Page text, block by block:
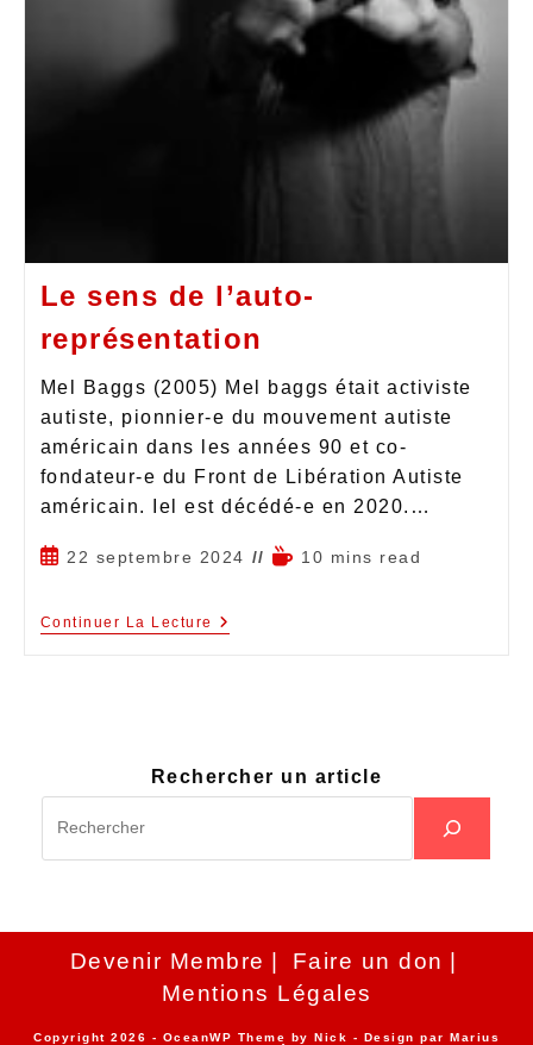
Le sens de l’auto-
représentation
Mel Baggs (2005) Mel baggs était activiste
autiste, pionnier-e du mouvement autiste
américain dans les années 90 et co-
fondateur-e du Front de Libération Autiste
américain. Iel est décédé-e en 2020.…
22 septembre 2024 10 mins read
Continuer La Lecture
Rechercher un article
Devenir Membre
Faire un don
Mentions Légales
Copyright 2026 - OceanWP Theme by Nick - Design par Marius